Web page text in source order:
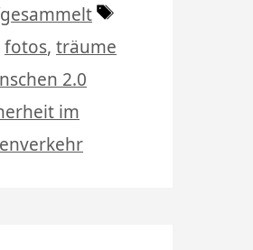
Schlagwörter
fotos, träume
2.0
im